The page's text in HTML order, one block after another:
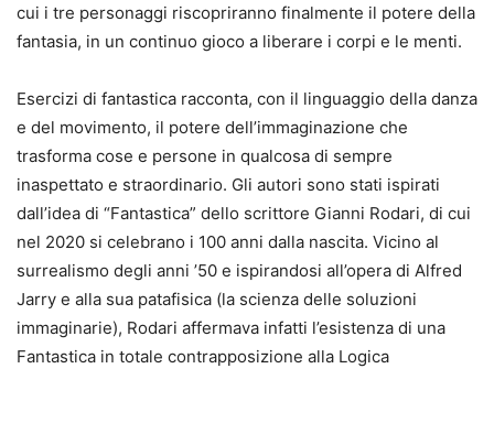
cui i tre personaggi riscopriranno finalmente il potere della
fantasia, in un continuo gioco a liberare i corpi e le menti.
Esercizi di fantastica racconta, con il linguaggio della danza
e del movimento, il potere dell’immaginazione che
trasforma cose e persone in qualcosa di sempre
inaspettato e straordinario. Gli autori sono stati ispirati
dall’idea di “Fantastica” dello scrittore Gianni Rodari, di cui
nel 2020 si celebrano i 100 anni dalla nascita. Vicino al
surrealismo degli anni ’50 e ispirandosi all’opera di Alfred
Jarry e alla sua patafisica (la scienza delle soluzioni
immaginarie), Rodari affermava infatti l’esistenza di una
Fantastica in totale contrapposizione alla Logica